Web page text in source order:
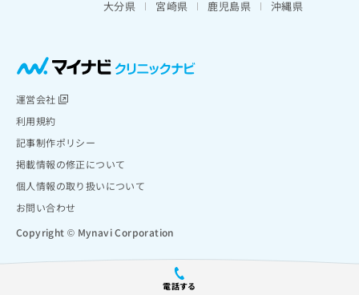
電話する
大分県
宮崎県 鹿児島県 沖縄県
運営会社
利用規約
記事制作ポリシー
掲載情報の修正について
個人情報の取り扱いについて
お問い合わせ
Copyright © Mynavi Corporation